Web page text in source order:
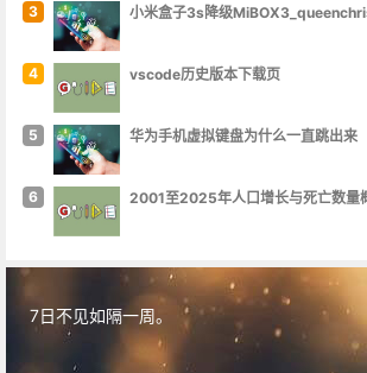
3
小米盒子3s降级
4
vscode历史版本下载页
5
华为手机虚拟键盘为什么一直跳出来
6
2001至2025年人口增长与死亡数量
7日不见如隔一周。